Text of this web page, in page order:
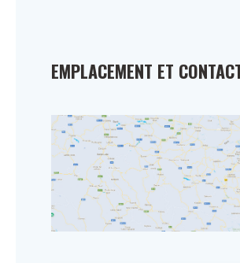
EMPLACEMENT ET